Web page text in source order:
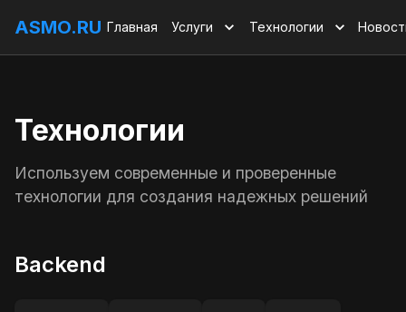
ASMO.RU Главная Услуги Технологии
Технологии
Используем современные и проверенные
технологии для создания надежных решений
Backend